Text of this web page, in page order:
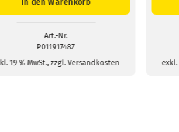
Versandkosten
CAT
In den
exkl. 19 % MwSt., zzgl.